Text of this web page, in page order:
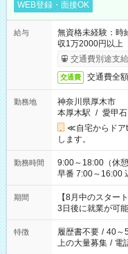
WEB登録・面接OK
給与
無資格未経験：
収1万2000円以上
交通費別途支
交通費 交通費全
勤務地
神奈川県厚木市
本厚木駅 / 愛甲
≪自宅からドア
します。
勤務時間
9:00～18:00（休憩60分） ■ご希望があれば
早番 7:00～16:00 遅
と休みを合わせた
「できれば残業
ね。 ※Wワーク希望の方へ 今ご覧のお仕事で希望する勤務時間
と、もう1つのお
合は応募できませ
期間
【8月中のスター
3日後に就業が可能
特徴 履歴書不要 / 40～
上の大量募集 / 電